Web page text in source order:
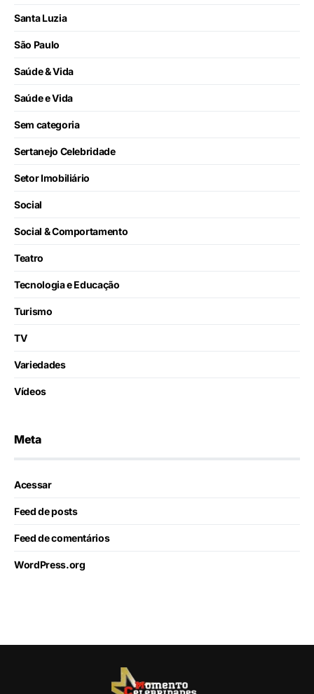
Santa Luzia
São Paulo
Saúde & Vida
Saúde e Vida
Sem categoria
Sertanejo Celebridade
Setor Imobiliário
Social
Social & Comportamento
Teatro
Tecnologia e Educação
Turismo
TV
Variedades
Vídeos
Meta
Acessar
Feed de posts
Feed de comentários
WordPress.org